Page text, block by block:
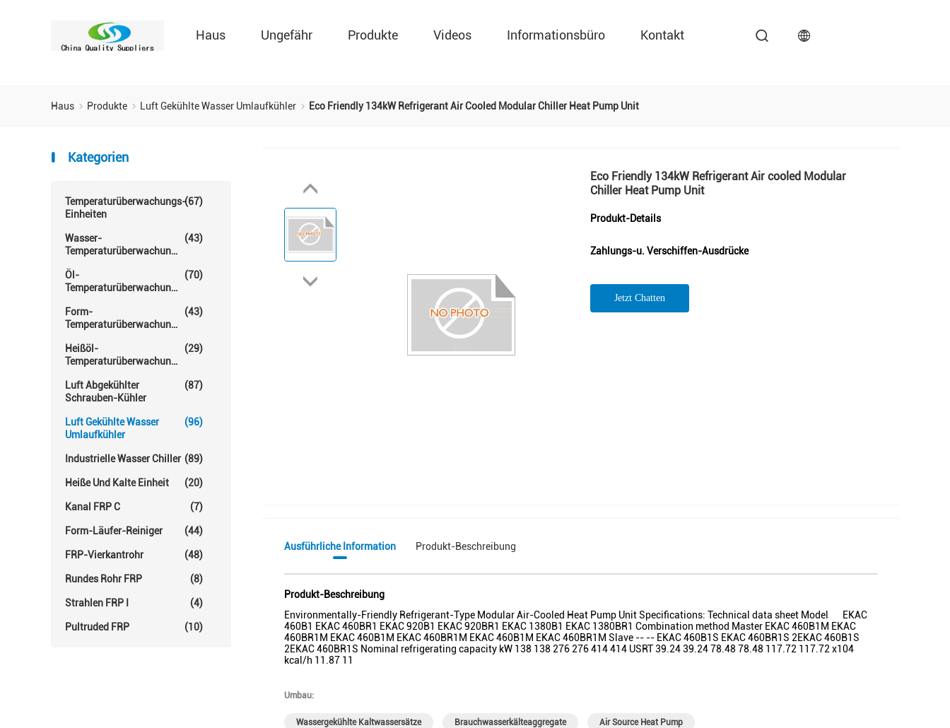
Haus Ungefähr Produkte Videos Informationsbüro Kontakt
Haus Produkte Luft Gekühlte Wasser Umlaufkühler Eco Friendly 134kW Refrigerant Air Cooled Modular Chiller Heat Pump Unit
Kategorien
Temperaturüberwachungs-
Einheiten
(67)
Wasser-
Temperaturüberwachungs-
(43)
Öl-
Temperaturüberwachungs-
(70)
Form-
Temperaturüberwachungs-
(43)
Heißöl-
Temperaturüberwachungs-
(29)
Luft Abgekühlter
Schrauben-Kühler
(87)
Luft Gekühlte Wasser
Umlaufkühler
(96)
Industrielle Wasser Chiller (89)
Heiße Und Kalte Einheit (20)
Kanal FRP C (7)
Form-Läufer-Reiniger (44)
FRP-Vierkantrohr (48)
Rundes Rohr FRP (8)
Strahlen FRP I (4)
Pultruded FRP (10)
Eco Friendly 134kW Refrigerant Air cooled Modular
Chiller Heat Pump Unit
Produkt-Details
Zahlungs-u. Verschiffen-Ausdrücke
Jetzt Chatten
Ausführliche Information Produkt-Beschreibung
Produkt-Beschreibung
Environmentally-Friendly Refrigerant-Type Modular Air-Cooled Heat Pump Unit Specifications: Technical data sheet Model EKAC
460B1 EKAC 460BR1 EKAC 920B1 EKAC 920BR1 EKAC 1380B1 EKAC 1380BR1 Combination method Master EKAC 460B1M EKAC
460BR1M EKAC 460B1M EKAC 460BR1M EKAC 460B1M EKAC 460BR1M Slave -- -- EKAC 460B1S EKAC 460BR1S 2EKAC 460B1S
2EKAC 460BR1S Nominal refrigerating capacity kW 138 138 276 276 414 414 USRT 39.24 39.24 78.48 78.48 117.72 117.72 x104
kcal/h 11.87 11
Umbau:
Wassergekühlte Kaltwassersätze Brauchwasserkälteaggregate Air Source Heat Pump